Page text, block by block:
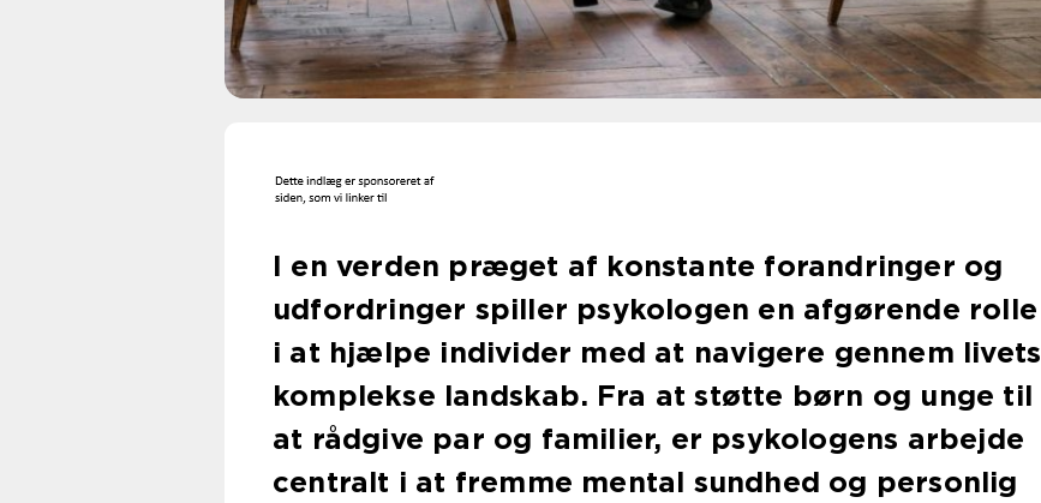
I en verden præget af konstante forandringer og
udfordringer spiller psykologen en afgørende rolle
i at hjælpe individer med at navigere gennem livets
komplekse landskab. Fra at støtte børn og unge til
at rådgive par og familier, er psykologens arbejde
centralt i at fremme mental sundhed og personlig